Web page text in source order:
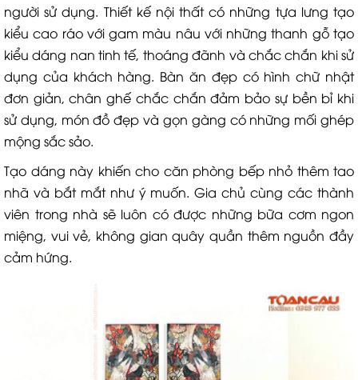
người sử dụng. Thiết kế nội thất có những tựa lưng tạo
kiểu cao ráo với gam màu nâu với những thanh gỗ tạo
kiểu dáng nan tinh tế, thoáng đãnh và chắc chắn khi sử
dụng của khách hàng. Bàn ăn đẹp có hình chữ nhật
đơn giản, chân ghế chắc chắn đảm bảo sự bền bỉ khi
sử dụng, món đồ đẹp và gọn gàng có những mối ghép
mộng sắc sảo.
Tạo dáng này khiến cho căn phòng bếp nhỏ thêm tao
nhã và bắt mắt như ý muốn. Gia chủ cùng các thành
viên trong nhà sẽ luôn có được những bữa cơm ngon
miệng, vui vẻ, không gian quây quần thêm nguồn đầy
cảm hứng.